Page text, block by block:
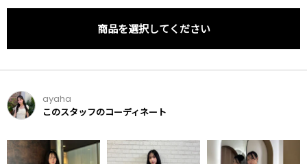
商品を選択してください
ayaha
このスタッフのコーディネート